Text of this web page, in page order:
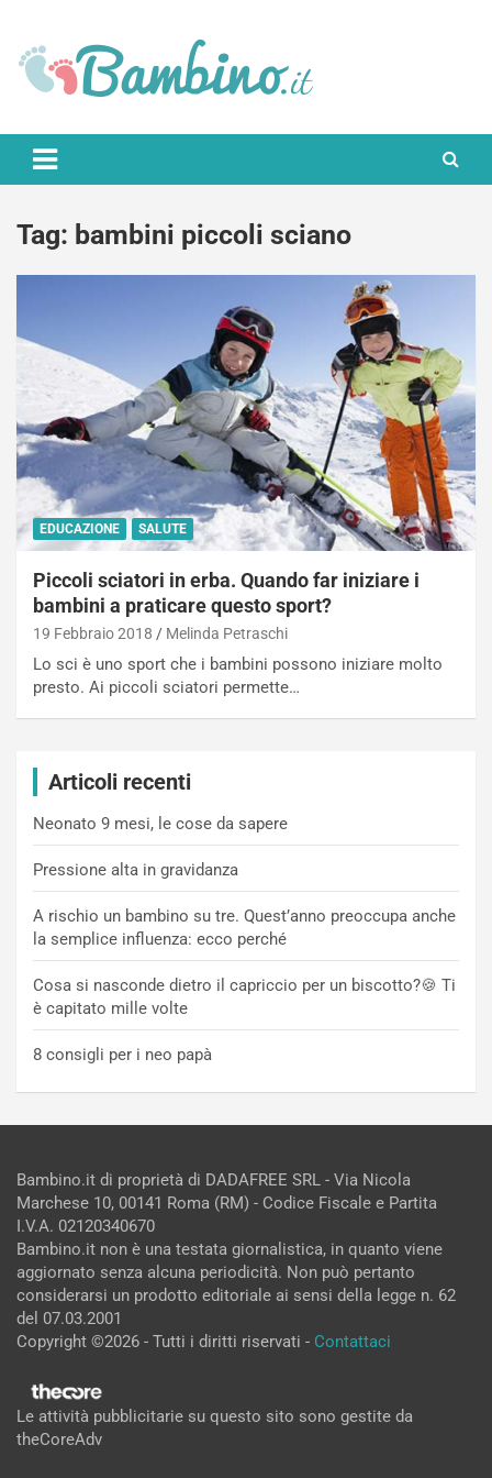
content
Bambino.it
Tag: bambini piccoli sciano
EDUCAZIONE SALUTE
Piccoli sciatori in erba. Quando far iniziare i
bambini a praticare questo sport?
19 Febbraio 2018 Melinda Petraschi
Lo sci è uno sport che i bambini possono iniziare molto
presto. Ai piccoli sciatori permette…
Articoli recenti
Neonato 9 mesi, le cose da sapere
Pressione alta in gravidanza
A rischio un bambino su tre. Quest’anno preoccupa anche
la semplice influenza: ecco perché
Cosa si nasconde dietro il capriccio per un biscotto?🍪 Ti
è capitato mille volte
8 consigli per i neo papà
Bambino.it di proprietà di DADAFREE SRL - Via Nicola
Marchese 10, 00141 Roma (RM) - Codice Fiscale e Partita
I.V.A. 02120340670
Bambino.it non è una testata giornalistica, in quanto viene
aggiornato senza alcuna periodicità. Non può pertanto
considerarsi un prodotto editoriale ai sensi della legge n. 62
del 07.03.2001
Copyright ©2026 - Tutti i diritti riservati - Contattaci
Le attività pubblicitarie su questo sito sono gestite da
theCoreAdv